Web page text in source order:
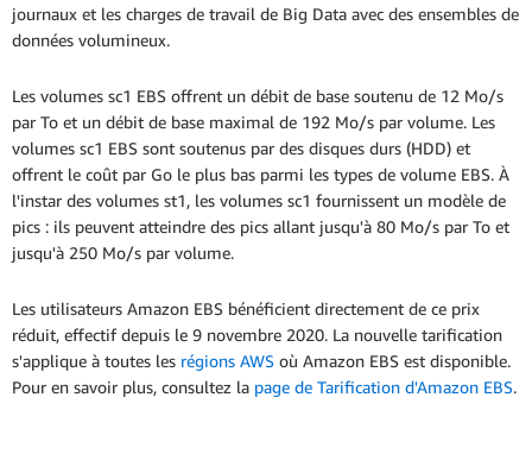
journaux et les charges de travail de Big Data avec des ensembles de
données volumineux.
Les volumes sc1 EBS offrent un débit de base soutenu de 12 Mo/s
par To et un débit de base maximal de 192 Mo/s par volume. Les
volumes sc1 EBS sont soutenus par des disques durs (HDD) et
offrent le coût par Go le plus bas parmi les types de volume EBS. À
l'instar des volumes st1, les volumes sc1 fournissent un modèle de
pics : ils peuvent atteindre des pics allant jusqu'à 80 Mo/s par To et
jusqu'à 250 Mo/s par volume.
Les utilisateurs Amazon EBS bénéficient directement de ce prix
réduit, effectif depuis le 9 novembre 2020. La nouvelle tarification
s'applique à toutes les régions AWS où Amazon EBS est disponible.
Pour en savoir plus, consultez la page de Tarification d'Amazon EBS.